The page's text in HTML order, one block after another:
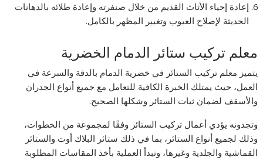
إعادة إحياء الأثاث القديم من خلال صنفرته وإعادة طلائه بالدهانات
الحديثة لإصلاح العيوب وتغيير المظهر بالكامل.
معلم تركيب ستائر الدمام الخضرية
يتميز معلم تركيب الستائر في خضرية الدمام بالدقة والسرعة في
العمل، حيث يمتلك الخبرة الكافية للتعامل مع جميع أنواع الجدران
والأسقف لضمان ثبات الستائر وشكلها الصحيح.
وتجدونه يؤدي أعمال تركيب الستائر وفقًا لمجموعة من الخطوات،
وذلك لجميع أنواع الستائر، بما في ذلك ستائر البلاك أوت والستائر
القماشية والجلدية وغيرها، وتبدأ العملية بأخذ المقاسات المطلوبة